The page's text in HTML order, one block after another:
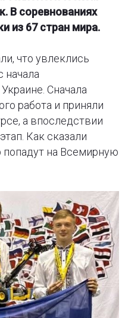
В соревнованиях
из 67 стран мира.
что увлеклись
начала
Сначала
работа и приняли
а впоследствии
Как сказали
попадут на Всемирную